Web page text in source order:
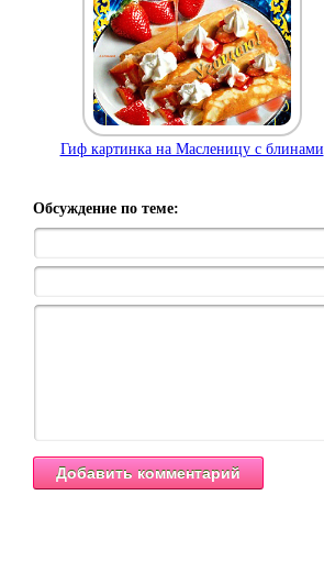
Гиф картинка на Масленицу с блинами
Обсуждение по теме: